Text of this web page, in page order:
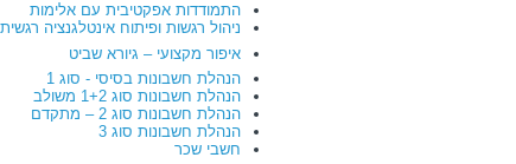
התמודדות אפקטיבית עם אלימות
ניהול רגשות ופיתוח אינטלגנציה רגשית
איפור מקצועי – גיורא שביט
הנהלת חשבונות בסיסי - סוג 1
הנהלת חשבונות סוג 1+2 משולב
הנהלת חשבונות סוג 2 – מתקדם
הנהלת חשבונות סוג 3
חשבי שכר